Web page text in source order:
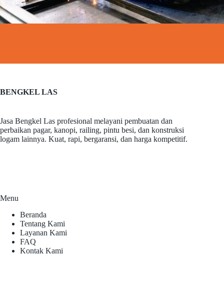
BENGKEL LAS
Jasa Bengkel Las profesional melayani pembuatan dan
perbaikan pagar, kanopi, railing, pintu besi, dan konstruksi
logam lainnya. Kuat, rapi, bergaransi, dan harga kompetitif.
Menu
Beranda
Tentang Kami
Layanan Kami
FAQ
Kontak Kami